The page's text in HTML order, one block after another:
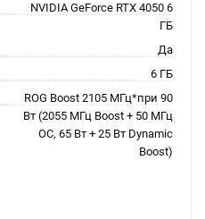
NVIDIA GeForce RTX 4050 6
ГБ
Да
6 ГБ
ROG Boost 2105 МГц*при 90
Вт (2055 МГц Boost + 50 МГц
OC, 65 Вт + 25 Вт Dynamic
Boost)